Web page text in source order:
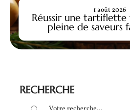
Réussir une
pleine de saveurs
1 août 2026
RECHERCHE